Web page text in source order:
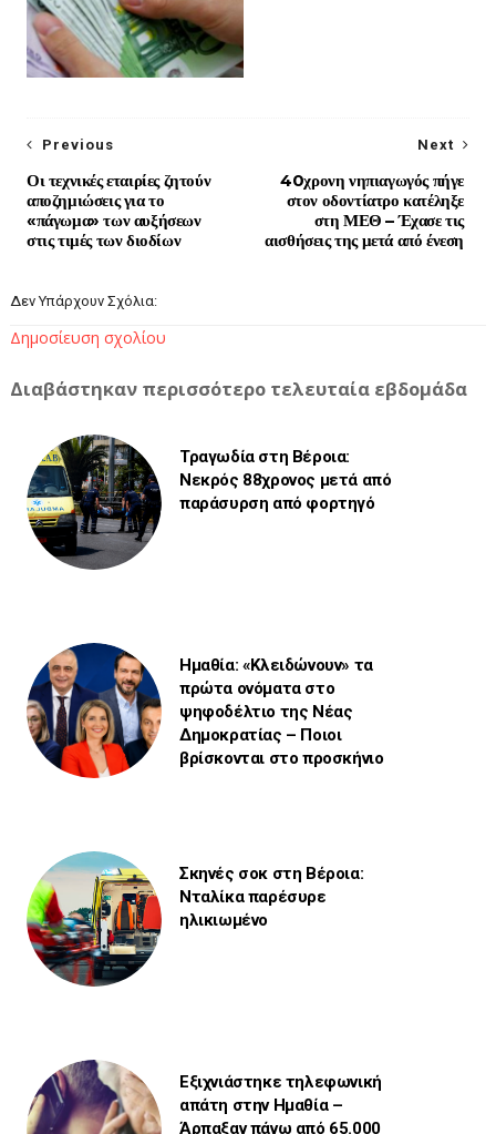
Next
40χρονη νηπιαγωγός πήγε
στον οδοντίατρο κατέληξε
στη ΜΕΘ – Έχασε τις
αισθήσεις της μετά από ένεση
Previous
Οι τεχνικές εταιρίες ζητούν
αποζημιώσεις για το
«πάγωμα» των αυξήσεων
στις τιμές των διοδίων
Δεν Υπάρχουν Σχόλια:
Δημοσίευση σχολίου
Διαβάστηκαν περισσότερο τελευταία εβδομάδα
Τραγωδία στη Βέροια:
Νεκρός 88χρονος μετά από
παράσυρση από φορτηγό
Ημαθία: «Κλειδώνουν» τα
πρώτα ονόματα στο
ψηφοδέλτιο της Νέας
Δημοκρατίας – Ποιοι
βρίσκονται στο προσκήνιο
Σκηνές σοκ στη Βέροια:
Νταλίκα παρέσυρε
ηλικιωμένο
Εξιχνιάστηκε τηλεφωνική
απάτη στην Ημαθία –
Άρπαξαν πάνω από 65.000